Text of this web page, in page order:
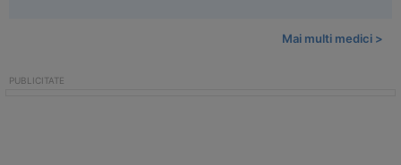
Mai multi medici >